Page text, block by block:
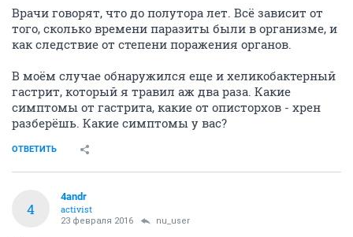
Врачи говорят, что до полутора лет. Всё зависит от
того, сколько времени паразиты были в организме, и
как следствие от степени поражения органов.
В моём случае обнаружился еще и хеликобактерный
гастрит, который я травил аж два раза. Какие
симптомы от гастрита, какие от описторхов - хрен
разберёшь. Какие симптомы у вас?
ОТВЕТИТЬ
4
4andr
activist
23 февраля 2016 nu_user